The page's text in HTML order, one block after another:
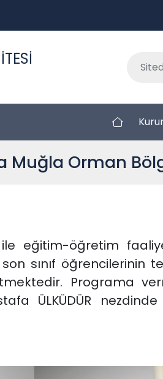
Muğla Orman
ile eğitim-öğretim
sınıf öğrencilerinin
Programa
ÜLKÜDÜR